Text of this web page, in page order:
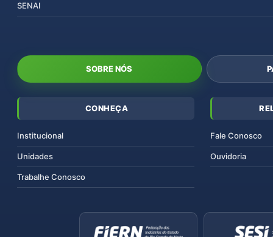
SENAI
SOBRE NÓS
CONHEÇA
Institucional
Unidades
Trabalhe Conosco
Fale Conosco
Ouvidoria